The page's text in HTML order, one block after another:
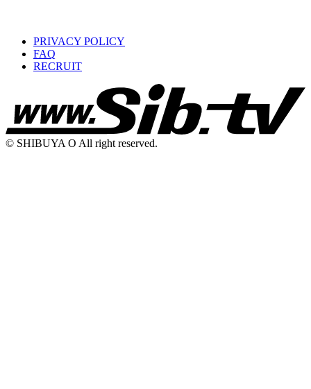
PRIVACY POLICY
FAQ
RECRUIT
© SHIBUYA O All right reserved.